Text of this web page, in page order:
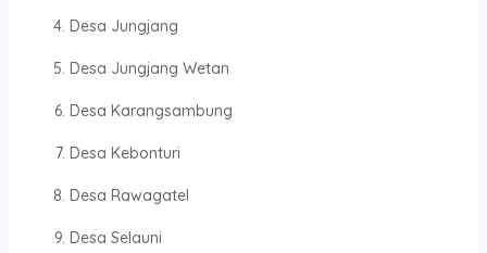
Desa Jungjang
Desa Jungjang Wetan
Desa Karangsambung
Desa Kebonturi
Desa Rawagatel
Desa Selauni